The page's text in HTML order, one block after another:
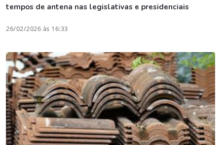
tempos de antena nas legislativas e presidenciais
26/02/2026 às 16:33